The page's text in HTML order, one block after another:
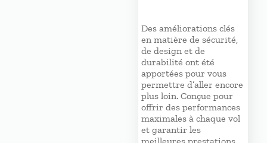
Des améliorations clés
en matière de sécurité,
de design et de
durabilité ont été
apportées pour vous
permettre d’aller encore
plus loin. Conçue pour
offrir des performances
maximales à chaque vol
et garantir les
meilleures prestations.